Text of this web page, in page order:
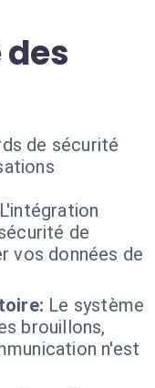
de sécurité
L'intégration
de
vos données de
Le système
brouillons,
n'est